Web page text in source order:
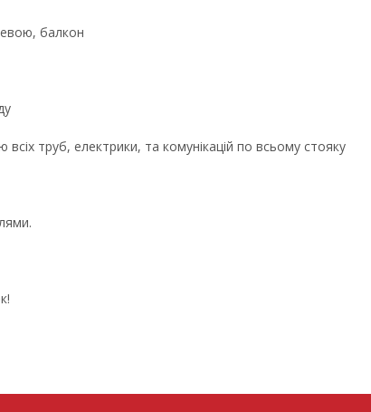
балкон
труб, електрики, та комунікацій по всьому стояку